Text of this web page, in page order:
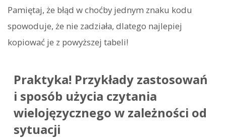
Pamiętaj, że błąd w choćby jednym znaku kodu
spowoduje, że nie zadziała, dlatego najlepiej
kopiować je z powyższej tabeli!
Praktyka! Przykłady zastosowań
i sposób użycia czytania
wielojęzycznego w zależności od
sytuacji